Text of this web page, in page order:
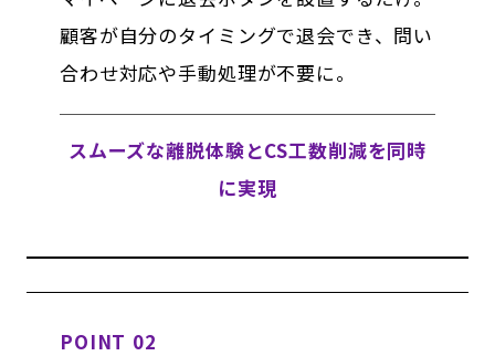
顧客が自分のタイミングで退会でき、問い
合わせ対応や手動処理が不要に。
スムーズな離脱体験とCS工数削減を同時
に実現
POINT 02